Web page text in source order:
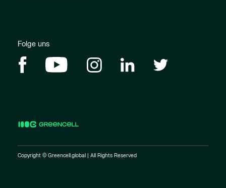
Folge uns
Copyright © Greencell.global | All Rights Reserved